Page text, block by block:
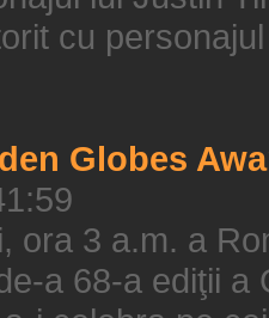
cu
Globes
ora 3 a.m. a
a 68-a ediţii